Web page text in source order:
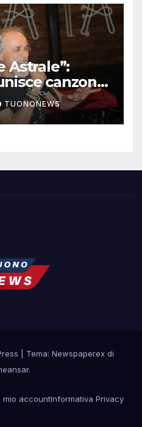
Astrale”:
canzone
TUONONEWS
Tema: Newspaperex di
.
mio accountInformativa Privacy